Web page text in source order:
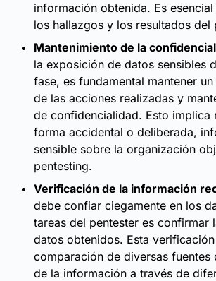
información obtenida. Es
los hallazgos y los resultados del
Mantenimiento de la
la exposición de datos sensibles
fase, es fundamental mantener
de las acciones realizadas y
de confidencialidad. Esto implica
forma accidental o deliberada,
sensible sobre la organización
pentesting.
Verificación de la información
debe confiar ciegamente en los
tareas del pentester es confirmar
datos obtenidos. Esta
comparación de diversas fuentes
de la información a través de